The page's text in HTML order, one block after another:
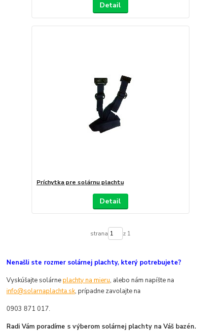
Detail
Príchytka pre solárnu plachtu
Detail
strana z 1
Nenašli ste rozmer solárnej plachty, který potrebujete?
Vyskúšajte solárneplachty na mieru, alebo nám napíšte na
info@solarnaplachta.sk, prípadne zavolajte na
0903 871 017.
Radi Vám poradíme s výberom solárnej plachty na Váš bazén.